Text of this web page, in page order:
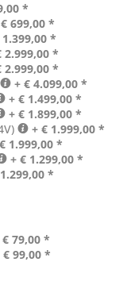
*
699,00 *
1.399,00 *
2.999,00 *
2.999,00 *
+ € 4.099,00 *
+ € 1.499,00 *
+ € 1.899,00 *
+ € 1.999,00 *
1.999,00 *
+ € 1.299,00 *
*
€ 79,00 *
€ 99,00 *